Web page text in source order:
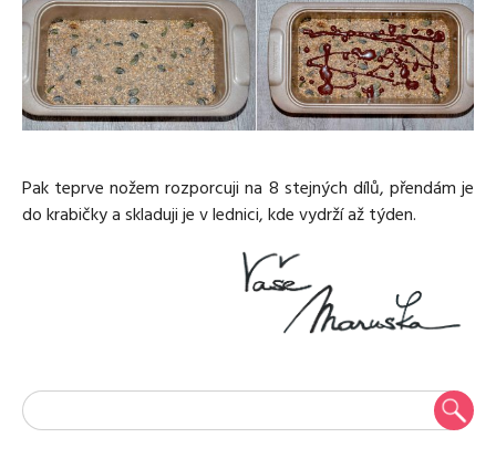
Pak teprve nožem rozporcuji na 8 stejných dílů, přendám je
do krabičky a skladuji je v lednici, kde vydrží až týden.